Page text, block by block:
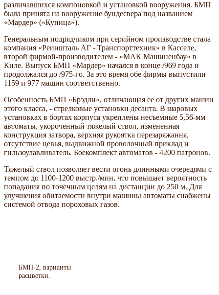
различавшихся компоновкой и установкой вооружения. БМП
была принята на вооружение бундесвера под названием
Мардер
( Куница ).
Генеральным подрядчиком при серийном производстве стала
компания
Реиншталь АГ - Транспорттехник
в Касселе,
второй фирмой-производителем -
МАК Машиненбау
в
Киле. Выпуск БМП
Мардер
начался в конце /969 года и
продолжался до /975-го. За это время обе фирмы выпустили
1159 и 977 машин соответственно.
Особенность БМП «Брэдли», отличающая ее от других машин
этого класса, - стрелковые установки десанта. В шаровых
установках в бортах корпуса укреплены несъемные 5,56-мм
автоматы, укороченный тяжелый ствол, измененная
конструкция затвора, верхняя рукоятка перезаряжання,
отсутствие цевья, выдвижной проволочный приклад и
гильзоулавливатель. Боекомплект автоматов - 4200 патронов.
Тяжелый ствол позволяет вести огонь длинными очередями с
темпом до 1100-1200 выстр./мин, что повышает вероятность
попадания по точечным целям на дистанции до 250 м. Для
улучшения обитаемости внутри машины автоматы снабжены
системой отвода пороховых газов.
БМП-2, варианты
расцветки.